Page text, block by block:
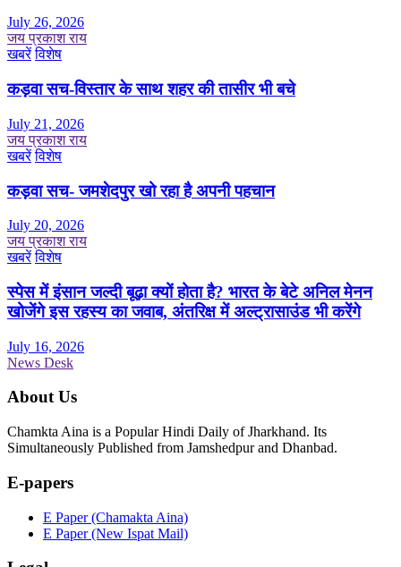
July 26, 2026
जय प्रकाश राय
खबरें विशेष
कड़वा सच-विस्तार के साथ शहर की तासीर भी बचे
July 21, 2026
जय प्रकाश राय
खबरें विशेष
कड़वा सच- जमशेदपुर खो रहा है अपनी पहचान
July 20, 2026
जय प्रकाश राय
खबरें विशेष
स्पेस में इंसान जल्दी बूढ़ा क्यों होता है? भारत के बेटे अनिल मेनन
खोजेंगे इस रहस्य का जवाब, अंतरिक्ष में अल्ट्रासाउंड भी करेंगे
July 16, 2026
News Desk
About Us
Chamkta Aina is a Popular Hindi Daily of Jharkhand. Its
Simultaneously Published from Jamshedpur and Dhanbad.
E-papers
E Paper (Chamakta Aina)
E Paper (New Ispat Mail)